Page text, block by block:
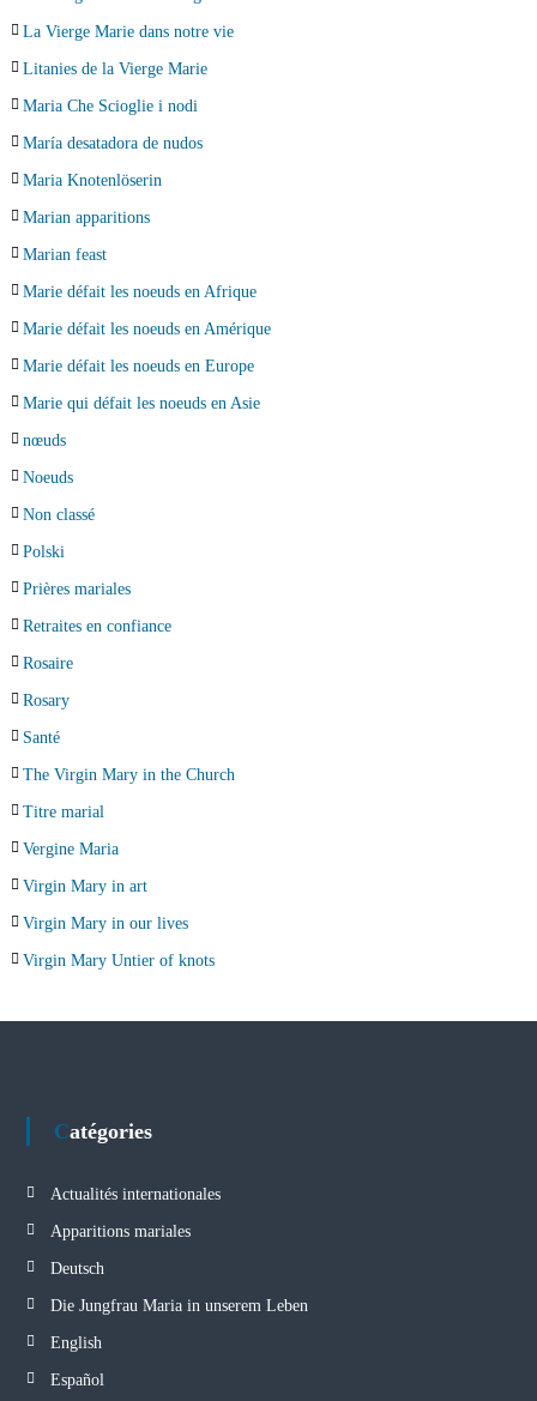
La Vierge Marie dans notre vie
Litanies de la Vierge Marie
Maria Che Scioglie i nodi
María desatadora de nudos
Maria Knotenlöserin
Marian apparitions
Marian feast
Marie défait les noeuds en Afrique
Marie défait les noeuds en Amérique
Marie défait les noeuds en Europe
Marie qui défait les noeuds en Asie
nœuds
Noeuds
Non classé
Polski
Prières mariales
Retraites en confiance
Rosaire
Rosary
Santé
The Virgin Mary in the Church
Titre marial
Vergine Maria
Virgin Mary in art
Virgin Mary in our lives
Virgin Mary Untier of knots
Catégories
Actualités internationales
Apparitions mariales
Deutsch
Die Jungfrau Maria in unserem Leben
English
Español